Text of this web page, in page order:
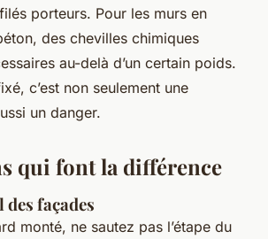
porteurs. Pour les murs en
des chevilles chimiques
au-delà d’un certain poids.
c’est non seulement une
un danger.
qui font la différence
façades
monté, ne sautez pas l’étape du